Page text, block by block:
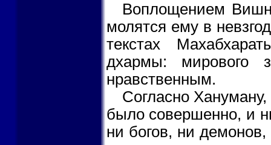
Воплощением
молятся ему в
текстах
дхармы: мирового
нравственным.
Согласно
было совершенно, и
ни богов, ни